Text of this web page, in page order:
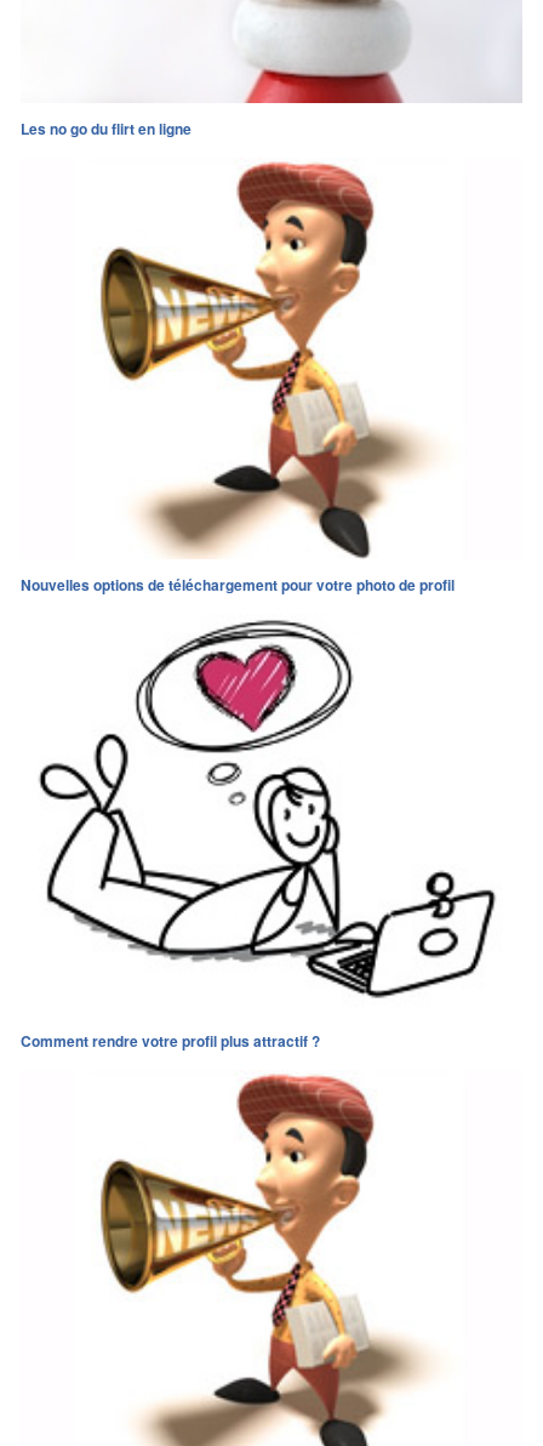
Les no go du flirt en ligne
Nouvelles options de téléchargement pour votre photo de profil
Comment rendre votre profil plus attractif ?